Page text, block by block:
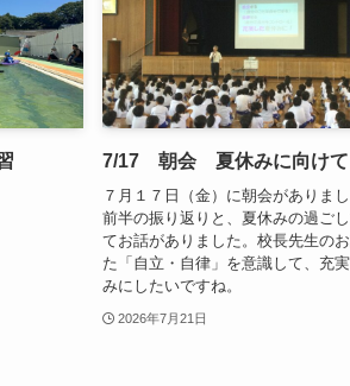
7/17 朝会 夏休みに向けて
７月１７日（金）に朝会がありま
前半の振り返りと、夏休みの過ご
てお話がありました。校長先生の
た「自立・自律」を意識して、充
みにしたいですね。
2026年7月21日